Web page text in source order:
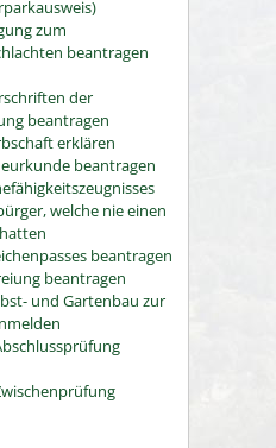
zum
beantragen
der
beantragen
erklären
beantragen
welche nie einen
beantragen
beantragen
und Gartenbau zur